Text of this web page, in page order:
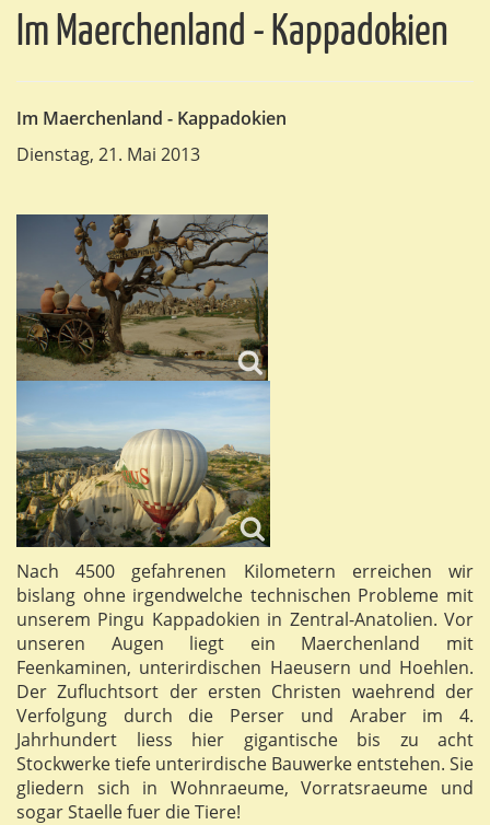
Im Maerchenland - Kappadokien
Im Maerchenland - Kappadokien
Dienstag, 21. Mai 2013
Nach 4500 gefahrenen Kilometern erreichen wir
bislang ohne irgendwelche technischen Probleme mit
unserem Pingu Kappadokien in Zentral-Anatolien. Vor
unseren Augen liegt ein Maerchenland mit
Feenkaminen, unterirdischen Haeusern und Hoehlen.
Der Zufluchtsort der ersten Christen waehrend der
Verfolgung durch die Perser und Araber im 4.
Jahrhundert liess hier gigantische bis zu acht
Stockwerke tiefe unterirdische Bauwerke entstehen. Sie
gliedern sich in Wohnraeume, Vorratsraeume und
sogar Staelle fuer die Tiere!